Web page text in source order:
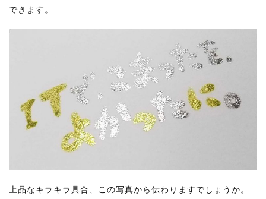
できます。
上品なキラキラ具合、この写真から伝わりますでしょうか。